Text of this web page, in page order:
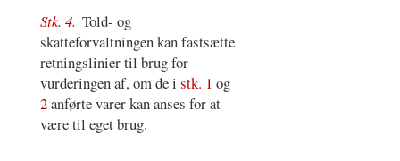
Stk. 4. Told- og
skatteforvaltningen kan fastsætte
retningslinier til brug for
vurderingen af, om de i stk. 1 og
2anførte varer kan anses for at
være til eget brug.